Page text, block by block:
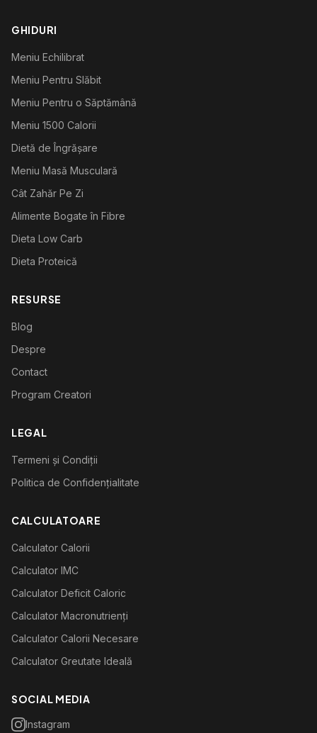
GHIDURI
Meniu Echilibrat
Meniu Pentru Slăbit
Meniu Pentru o Săptămână
Meniu 1500 Calorii
Dietă de Îngrășare
Meniu Masă Musculară
Cât Zahăr Pe Zi
Alimente Bogate în Fibre
Dieta Low Carb
Dieta Proteică
RESURSE
Blog
Despre
Contact
Program Creatori
LEGAL
Termeni și Condiții
Politica de Confidențialitate
CALCULATOARE
Calculator Calorii
Calculator IMC
Calculator Deficit Caloric
Calculator Macronutrienți
Calculator Calorii Necesare
Calculator Greutate Ideală
SOCIAL MEDIA
Instagram